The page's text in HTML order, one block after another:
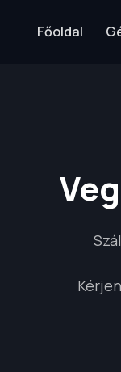
Főoldal